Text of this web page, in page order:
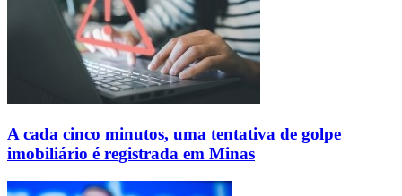
A cada cinco minutos, uma tentativa de golpe
imobiliário é registrada em Minas